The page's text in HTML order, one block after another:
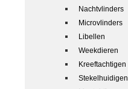
Nachtvlinders
Microvlinders
Libellen
Weekdieren
Kreeftachtigen
Stekelhuidigen